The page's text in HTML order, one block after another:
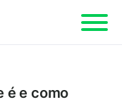
é e como